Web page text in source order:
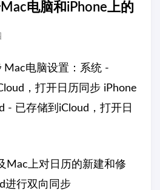
电脑和iPhone上的
Mac电脑设置：系统 -
，打开日历同步 iPhone
- 已存储到iCloud，打开日
Mac上对日历的新建和修
进行双向同步